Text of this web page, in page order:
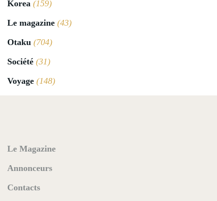
Korea (159)
Le magazine (43)
Otaku (704)
Société (31)
Voyage (148)
Le Magazine
Annonceurs
Contacts